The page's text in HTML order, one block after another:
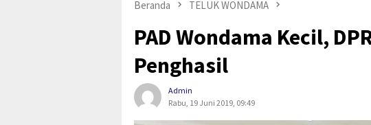
Beranda TELUK WONDAMA
PAD Wondama Kecil,
Penghasil
Admin
Rabu, 19 Juni 2019, 09:49